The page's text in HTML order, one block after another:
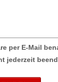
per E-Mail
jederzeit